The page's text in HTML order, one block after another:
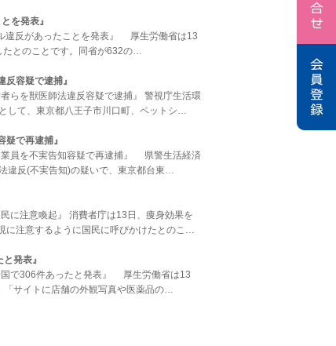
を発表』
違反があったことを発表』 厚生労働省は13
たとのことです。同省が632の…
反容疑で逮捕』
らを獣医師法違反容疑で逮捕』 警視庁生活環
して、東京都八王子市川口町、ペットシ…
疑で再逮捕』
業員を不実告知容疑で再逮捕』 県警生活経済
違反(不実告知)の疑いで、東京都台東…
に注意喚起』 消費者庁は13日、痩身効果を
に注意するように国民に呼びかけたとのこ…
発表』
国で306件あったと発表』 厚生労働省は13
「サイトに店舗の外観写真や医薬品の…